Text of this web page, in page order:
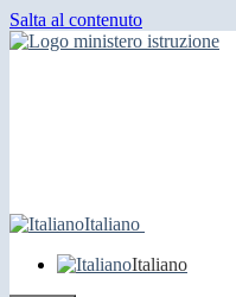
Salta al contenuto
Italiano
Italiano